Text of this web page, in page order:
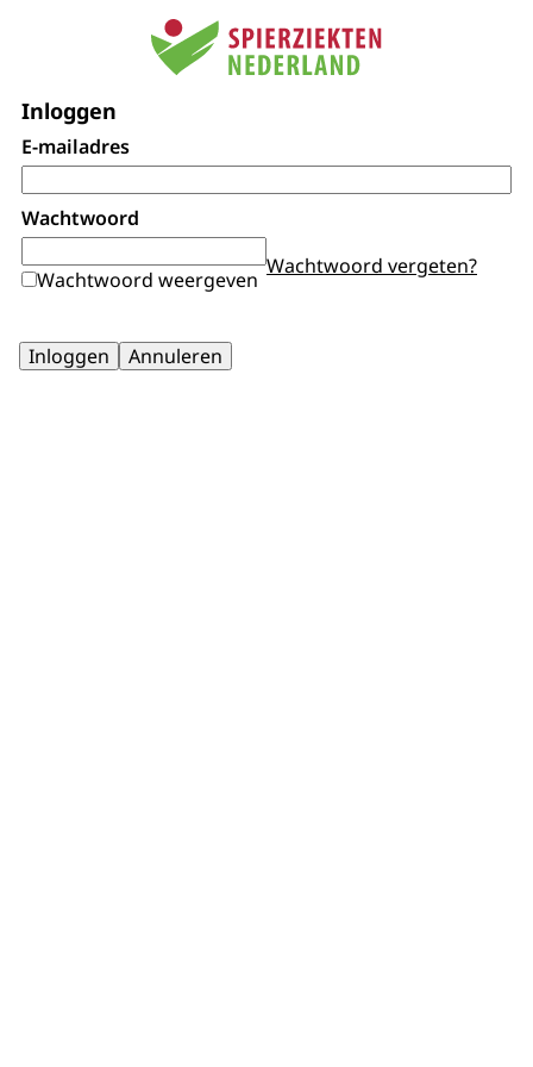
Inloggen
E-mailadres
Wachtwoord
Wachtwoord weergeven
Wachtwoord vergeten?
Inloggen Annuleren